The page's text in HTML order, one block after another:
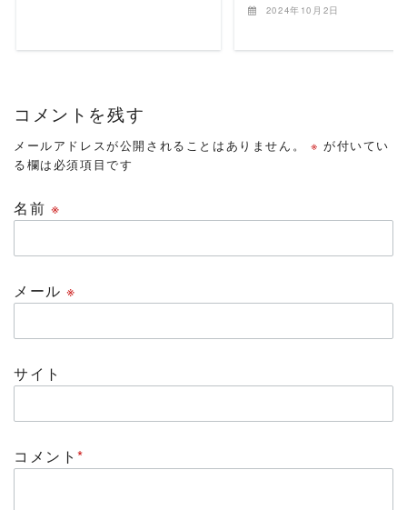
2024年10月2日
コメントを残す
メールアドレスが公開されることはありません。 ※ が付いてい
る欄は必須項目です
名前 ※
メール※
サイト
コメント*